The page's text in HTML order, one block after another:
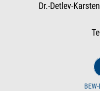
Dr.-Detlev-